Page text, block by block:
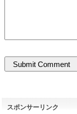
スポンサーリンク